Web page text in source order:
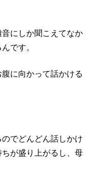
にしか聞こえてなか
です。
に向かって話かける
でどんどん話しかけ
が盛り上がるし、母